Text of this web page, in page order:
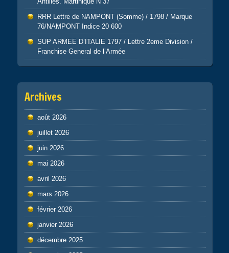
RRR Lettre de NAMPONT (Somme) / 1798 / Marque
76/NAMPONT Indice 20 600
SUP ARMEE D’ITALIE 1797 / Lettre 2eme Division /
Franchise General de l’Armée
Archives
août 2026
juillet 2026
juin 2026
mai 2026
avril 2026
mars 2026
février 2026
janvier 2026
décembre 2025